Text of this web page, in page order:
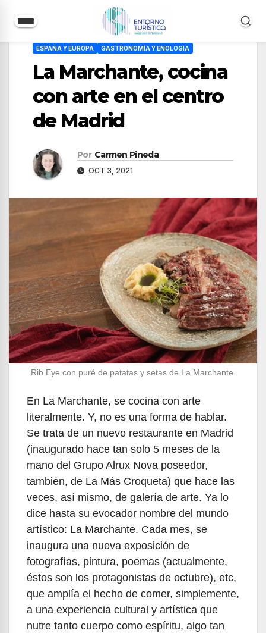
ESPAÑA Y EUROPA GASTRONOMÍA Y ENOLOGÍA
La Marchante, cocina
con arte en el centro
de Madrid
Por Carmen Pineda
OCT 3, 2021
Rib Eye con puré de patatas y setas de La Marchante.
En La Marchante, se cocina con arte
literalmente. Y, no es una forma de hablar.
Se trata de un nuevo restaurante en Madrid
(inaugurado hace tan solo 5 meses de la
mano del Grupo Alrux Nova poseedor,
también, de La Más Croqueta) que hace las
veces, así mismo, de galería de arte. Ya lo
dice hasta su evocador nombre del mundo
artístico: La Marchante. Cada mes, se
inaugura una nueva exposición de
fotografías, pintura, poemas (actualmente,
éstos son los protagonistas de octubre), etc,
que amplía el hecho de comer, simplemente,
a una experiencia cultural y artística que
nutre tanto cuerpo como espíritu, algo tan